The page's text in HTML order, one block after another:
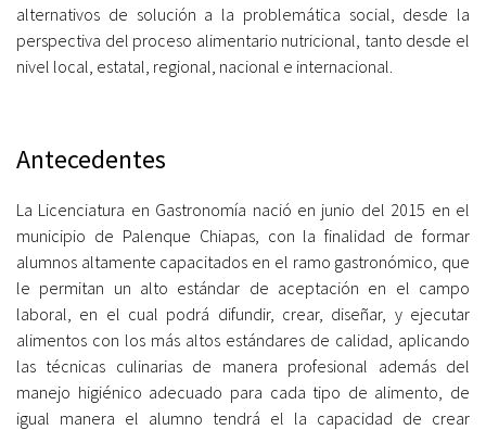
alternativos de solución a la problemática social, desde la
perspectiva del proceso alimentario nutricional, tanto desde el
nivel local, estatal, regional, nacional e internacional.
Antecedentes
La Licenciatura en Gastronomía nació en junio del 2015 en el
municipio de Palenque Chiapas, con la finalidad de formar
alumnos altamente capacitados en el ramo gastronómico, que
le permitan un alto estándar de aceptación en el campo
laboral, en el cual podrá difundir, crear, diseñar, y ejecutar
alimentos con los más altos estándares de calidad, aplicando
las técnicas culinarias de manera profesional además del
manejo higiénico adecuado para cada tipo de alimento, de
igual manera el alumno tendrá el la capacidad de crear